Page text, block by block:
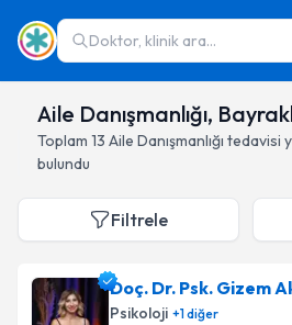
Doktor, klinik ara...
Aile Danışmanlığı,
Toplam 13 Aile Danışmanlığı tedavisi
bulundu
Filtrele
Doç. Dr. Psk. Gizem
Psikoloji +1diğer